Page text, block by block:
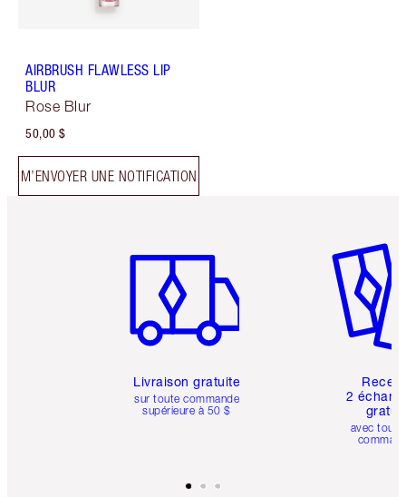
AIRBRUSH FLAWLESS LIP
BLUR
Rose Blur
50,00 $
M’ENVOYER UNE NOTIFICATION
Livraison gratuite
sur toute commande
supérieure à 50 $
2
avec